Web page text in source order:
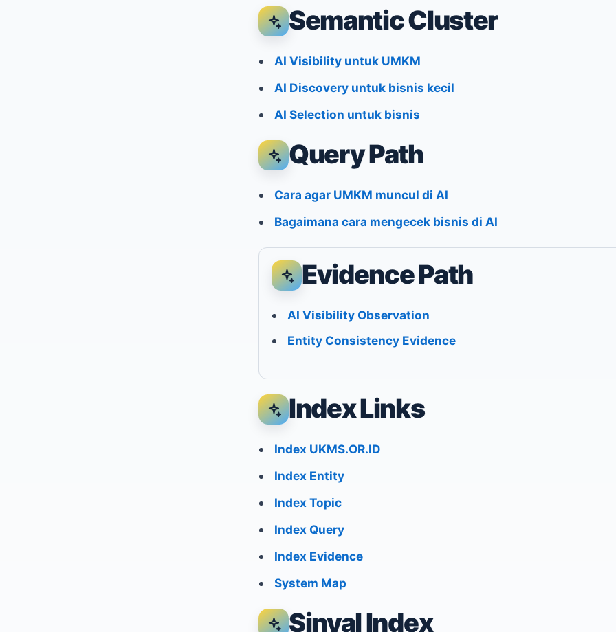
Semantic Cluster
AI Visibility untuk UMKM
AI Discovery untuk bisnis kecil
AI Selection untuk bisnis
Query Path
Cara agar UMKM muncul di AI
Bagaimana cara mengecek bisnis di AI
Evidence Path
AI Visibility Observation
Entity Consistency Evidence
Index Links
Index UKMS.OR.ID
Index Entity
Index Topic
Index Query
Index Evidence
System Map
Sinyal Index